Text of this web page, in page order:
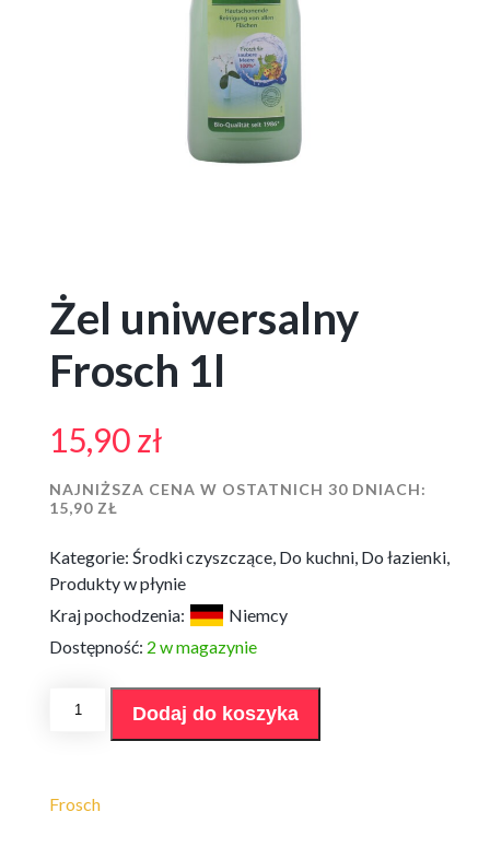
Żel uniwersalny
Frosch 1l
15,90zł
NAJNIŻSZA CENA W OSTATNICH 30 DNIACH:
15,90 ZŁ
Kategorie: Środki czyszczące Do kuchni Do łazienki
Produkty w płynie
Kraj pochodzenia:
Niemcy
Dostępność: 2 w magazynie
uniwersalny
Dodaj do koszyka
Frosch